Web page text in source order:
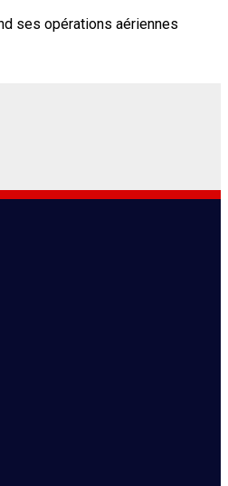
ses opérations aériennes